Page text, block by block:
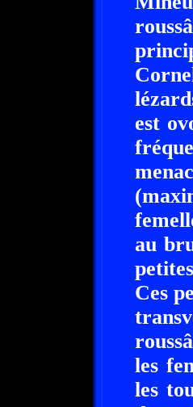
est
au
Ces
les
les